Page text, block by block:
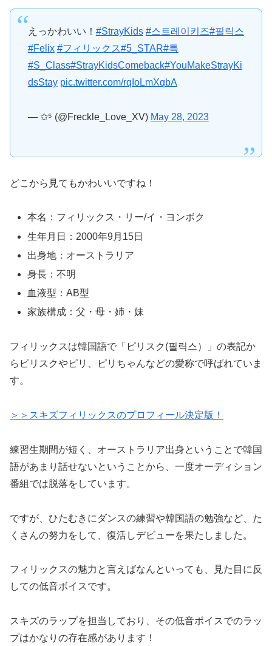
えっかわいい！ #StrayKids #스트레이키즈#필릭스
#Felix #フィリックス#5_STAR#특
#S_Class#StrayKidsComeback#YouMakeStrayKi
dsStay pic.twitter.com/rqIoLmXqbA
— ✩⁵ (@Freckle_Love_XV) May 28, 2023
どこから見てもかわいいですね！
本名：フィリックス・リー/イ・ヨンボク
生年月日：2000年9月15日
出身地：オーストラリア
身長：不明
血液型：AB型
家族構成：父・母・姉・妹
フィリックスは韓国語で「ピリスク(필릭스）」の表記か
らピリスクやピリ、ピリちゃんなどの愛称で呼ばれていま
す。
＞＞スキズフィリックスのプロフィール決定版！
練習生期間が短く、オーストラリア出身ということで韓国
語があまり話せないということから、一度オーディション
番組では脱落をしています。
ですが、ひたむきにダンスの練習や韓国語の勉強など、た
くさんの努力をして、復活しデビューを果たしました。
フィリックスの魅力と言えばなんといっても、見た目に反
しての低音ボイスです。
スキズのラップを担当しており、その低音ボイスでのラッ
プはかなりの存在感があります！